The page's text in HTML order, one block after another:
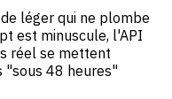
léger qui ne plombe
est minuscule, l'API
réel se mettent
"sous 48 heures"